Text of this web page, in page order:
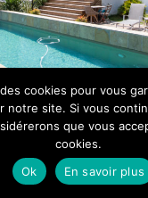
cookies pour vous
notre site. Si vous
que vous
cookies.
Ok
En savoir plus